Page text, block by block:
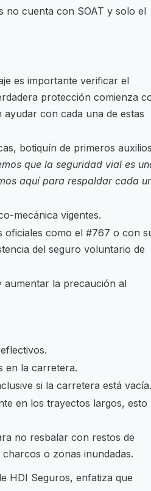
no cuenta con SOAT y solo el
es importante verificar el
protección comienza
con cada una de estas
botiquín de primeros auxilios
que la seguridad vial es
aquí para respaldar cada
mecánica vigentes.
oficiales como el #767 o con
del seguro voluntario de
aumentar la precaución al
en la carretera.
si la carretera está vacía.
en los trayectos largos, esto
no resbalar con restos de
o zonas inundadas.
HDI Seguros, enfatiza que